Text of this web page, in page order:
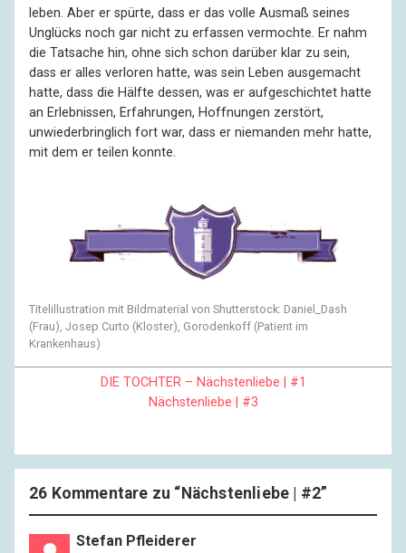
leben. Aber er spürte, dass er das volle Ausmaß seines
Unglücks noch gar nicht zu erfassen vermochte. Er nahm
die Tatsache hin, ohne sich schon darüber klar zu sein,
dass er alles verloren hatte, was sein Leben ausgemacht
hatte, dass die Hälfte dessen, was er aufgeschichtet hatte
an Erlebnissen, Erfahrungen, Hoffnungen zerstört,
unwiederbringlich fort war, dass er niemanden mehr hatte,
mit dem er teilen konnte.
Titelillustration mit Bildmaterial von Shutterstock: Daniel_Dash
(Frau), Josep Curto (Kloster), Gorodenkoff (Patient im
Krankenhaus)
DIE TOCHTER – Nächstenliebe | #1
Nächstenliebe | #3
26 Kommentare zu “ Nächstenliebe | #2”
Stefan Pfleiderer